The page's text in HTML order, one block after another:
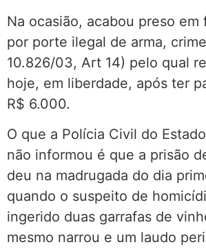
Na ocasião, acabou preso
por porte ilegal de arma,
10.826/03, Art 14) pelo qual
hoje, em liberdade, após ter
R$ 6.000.
O que a Polícia Civil do
não informou é que a prisão
deu na madrugada do dia
quando o suspeito de
ingerido duas garrafas de
mesmo narrou e um laudo